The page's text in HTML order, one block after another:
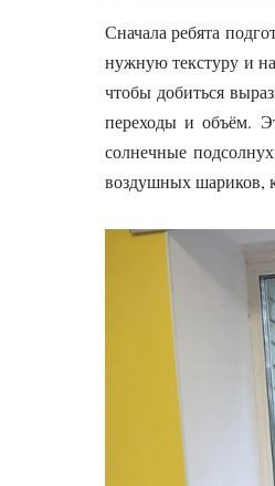
Сначала ребята
нужную текстуру и
чтобы добиться
переходы и объём.
солнечные
воздушных шариков,